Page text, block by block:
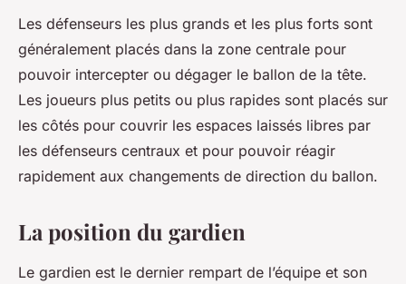
Les défenseurs les plus grands et les plus forts sont
généralement placés dans la zone centrale pour
pouvoir intercepter ou dégager le ballon de la tête.
Les joueurs plus petits ou plus rapides sont placés sur
les côtés pour couvrir les espaces laissés libres par
les défenseurs centraux et pour pouvoir réagir
rapidement aux changements de direction du ballon.
La position du gardien
Le gardien est le dernier rempart de l’équipe et son